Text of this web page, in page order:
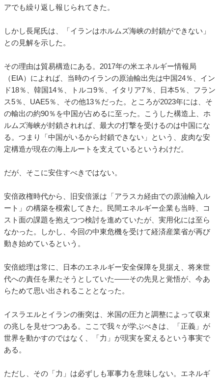
アでも繰り返し報じられてきた。
しかし長尾氏は、「イランはホルムズ海峡の封鎖ができない」
との見解を示した。
その理由は貿易構造にある。2017年の米エネルギー情報局
（EIA）によれば、当時のイランの原油輸出先は中国24％、イン
ド18％、韓国14％、トルコ9％、イタリア7％、日本5％、フラン
ス5％、UAE5％、その他13％だった。ところが2023年には、そ
の輸出の約90％を中国が占めるに至った。こうした構造上、ホ
ルムズ海峡が封鎖されれば、最大の打撃を受けるのは中国にな
る。つまり「中国がいるから封鎖できない」という、皮肉な安
定構造が現在の海上ルートを支えているというわけだ。
だが、そこに安住すべきではない。
安倍政権時代から、旧安倍派は「アラスカ経由での原油輸入ル
ート」の構築を模索してきた。民間エネルギー企業も当時、コ
スト面の課題を抱えつつ検討を進めていたが、実用化には至ら
なかった。しかし、今回の中東危機を受けて経済産業省が再び
動き始めているという。
安倍総理は常に、日本のエネルギー安全保障を見据え、将来世
代への責任を果たそうとしていた――その先見と覚悟が、今あ
らためて思い出されることとなった。
イスラエルとイランの衝突は、米国の圧力と調整によって収束
の兆しを見せつつある。ここで我々が学ぶべきは、「正義」が
世界を動かすのではなく、「力」が現実を変えるという事実で
ある。
ただし、その「力」は必ずしも軍事力を意味しない。エネルギ